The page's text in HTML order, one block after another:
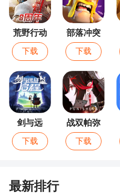
荒野行动
下载
部落冲突
下载
剑与远
征：启程
下载
战双帕弥
什
下载
最新排行